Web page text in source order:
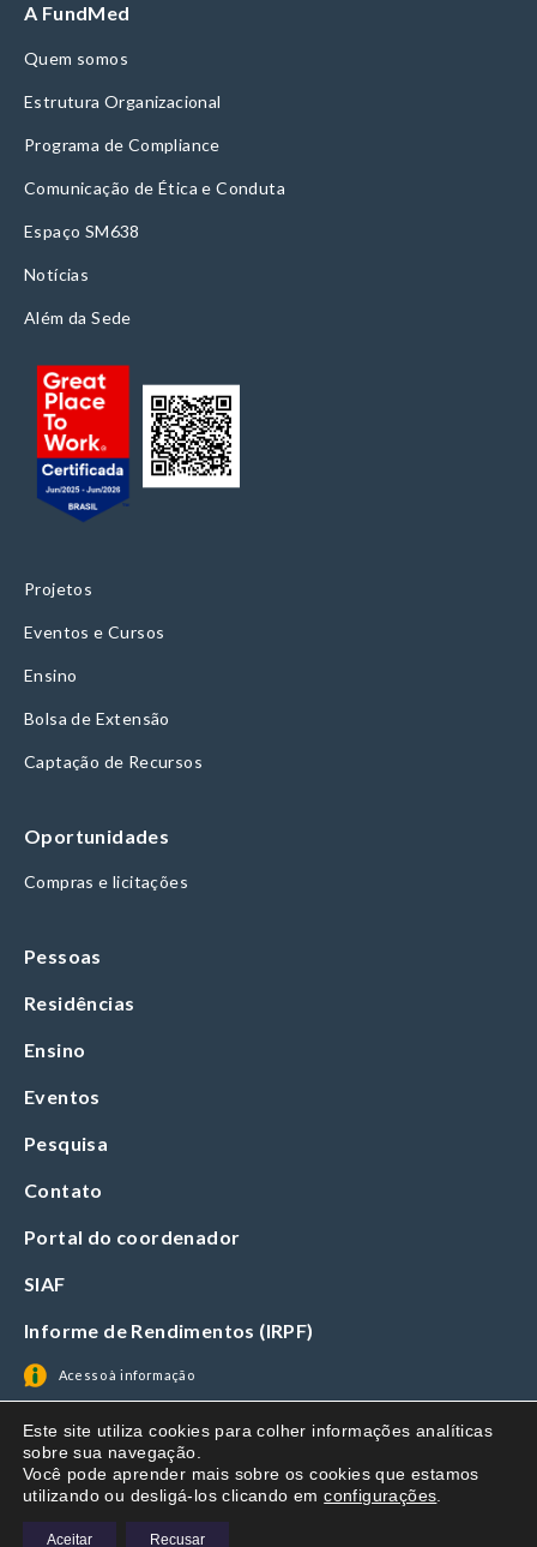
A FundMed
Quem somos
Estrutura Organizacional
Programa de Compliance
Comunicação de Ética e Conduta
Espaço SM638
Notícias
Além da Sede
Projetos
Eventos e Cursos
Ensino
Bolsa de Extensão
Captação de Recursos
Oportunidades
Compras e licitações
Pessoas
Residências
Ensino
Eventos
Pesquisa
Contato
Portal do coordenador
SIAF
Informe de Rendimentos (IRPF)
Acesso à informação
Este site utiliza cookies para colher informações analíticas
sobre sua navegação.
Você pode aprender mais sobre os cookies que estamos
utilizando ou desligá-los clicando emconfigurações
Aceitar Recusar